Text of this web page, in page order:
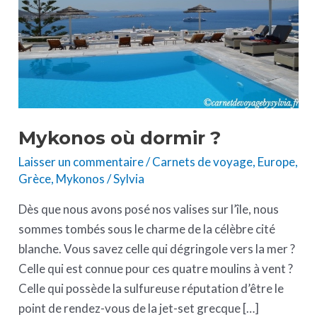
Mykonos où dormir ?
Laisser un commentaire/Carnets de voyage, Europe,
Grèce, Mykonos/Sylvia
Dès que nous avons posé nos valises sur l’île, nous
sommes tombés sous le charme de la célèbre cité
blanche. Vous savez celle qui dégringole vers la mer ?
Celle qui est connue pour ces quatre moulins à vent ?
Celle qui possède la sulfureuse réputation d’être le
point de rendez-vous de la jet-set grecque […]